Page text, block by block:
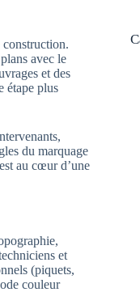
construction.
avec le
et des
étape plus
du marquage
au cœur d’une
et
(piquets,
couleur